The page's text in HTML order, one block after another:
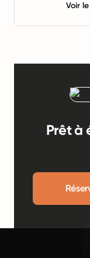
Voir
Prêt à